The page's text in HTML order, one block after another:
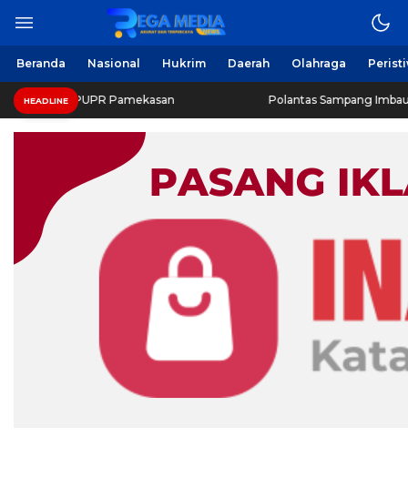
Beranda Nasional Hukrim Daerah Olahraga
HEADLINE
Pamekasan Polantas Sampang Imbau Latihan